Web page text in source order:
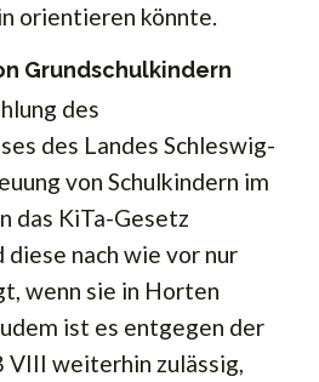
orientieren könnte.
Grundschulkindern
des
des Landes Schleswig-
von Schulkindern im
das KiTa-Gesetz
diese nach wie vor nur
wenn sie in Horten
ist es entgegen der
VIII weiterhin zulässig,